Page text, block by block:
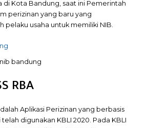
di Kota Bandung, saat ini Pemerintah
perizinan yang baru yang
pelaku usaha untuk memiliki NIB.
bandung
RBA
Aplikasi Perizinan yang berbasis
telah digunakan KBLI 2020. Pada KBLI